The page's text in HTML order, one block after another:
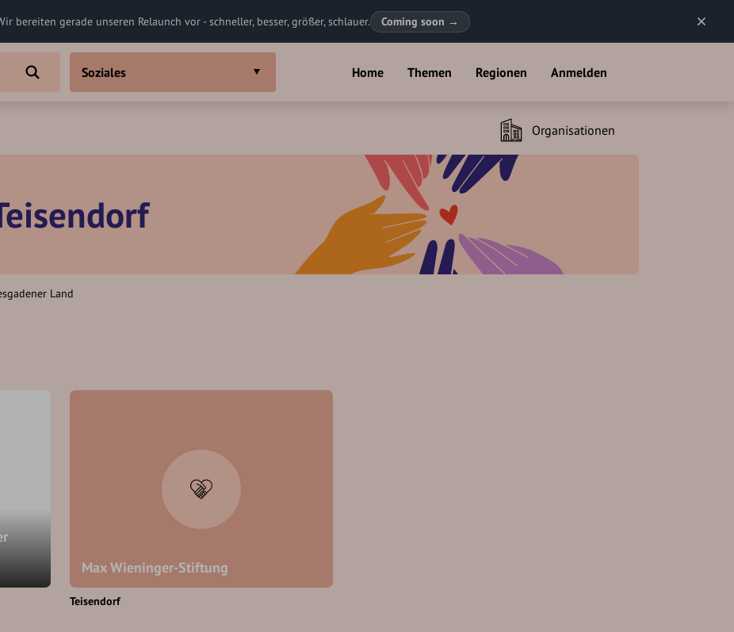
bereiten gerade unseren Relaunch vor - schneller, besser, größer, schlauer. Coming soon →
Home Themen Regionen Anmelden
Soziales
Organisationen
Land
Max Wieninger-Stiftung
Teisendorf